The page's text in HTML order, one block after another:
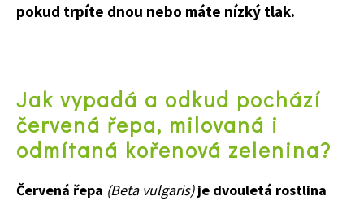
pokud trpíte dnou nebo máte nízký tlak.
Jak vypadá a odkud pochází
červená řepa, milovaná i
odmítaná kořenová zelenina?
Červená řepa (Beta vulgaris)je dvouletá rostlina